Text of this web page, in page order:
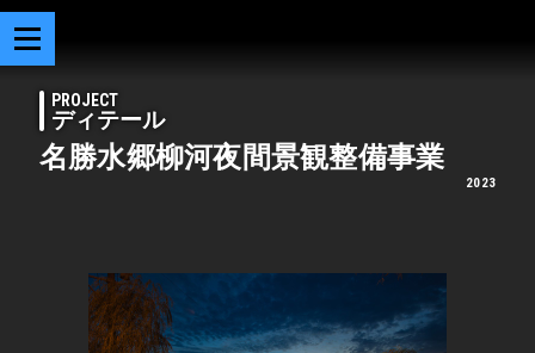
PROJECT
ディテール
名勝水郷柳河夜間景観整備事業
2023